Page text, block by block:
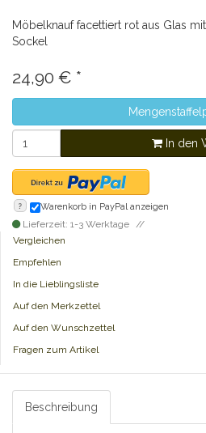
Möbelknauf facettiert rot aus Glas
Sockel
24,90 € *
In den
? Warenkorb in PayPal anzeigen
Lieferzeit: 1-3 Werktage
Vergleichen
Empfehlen
In die Lieblingsliste
Auf den Merkzettel
Auf den Wunschzettel
Fragen zum Artikel
Beschreibung